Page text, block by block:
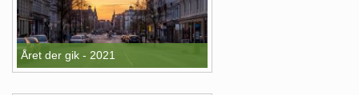
Året der gik - 2021